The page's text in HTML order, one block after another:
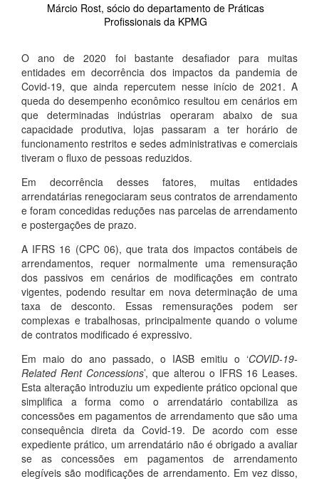
Márcio Rost, sócio do departamento de Práticas
Profissionais da KPMG
O ano de 2020 foi bastante desafiador para muitas
entidades em decorrência dos impactos da pandemia de
Covid-19, que ainda repercutem nesse início de 2021. A
queda do desempenho econômico resultou em cenários em
que determinadas indústrias operaram abaixo de sua
capacidade produtiva, lojas passaram a ter horário de
funcionamento restritos e sedes administrativas e comerciais
tiveram o fluxo de pessoas reduzidos.
Em decorrência desses fatores, muitas entidades
arrendatárias renegociaram seus contratos de arrendamento
e foram concedidas reduções nas parcelas de arrendamento
e postergações de prazo.
A IFRS 16 (CPC 06), que trata dos impactos contábeis de
arrendamentos, requer normalmente uma remensuração
dos passivos em cenários de modificações em contrato
vigentes, podendo resultar em nova determinação de uma
taxa de desconto. Essas remensurações podem ser
complexas e trabalhosas, principalmente quando o volume
de contratos modificado é expressivo.
Em maio do ano passado, o IASB emitiu o ‘COVID-19-
Related Rent Concessions’, que alterou o IFRS 16 Leases.
Esta alteração introduziu um expediente prático opcional que
simplifica a forma como o arrendatário contabiliza as
concessões em pagamentos de arrendamento que são uma
consequência direta da Covid-19. De acordo com esse
expediente prático, um arrendatário não é obrigado a avaliar
se as concessões em pagamentos de arrendamento
elegíveis são modificações de arrendamento. Em vez disso,